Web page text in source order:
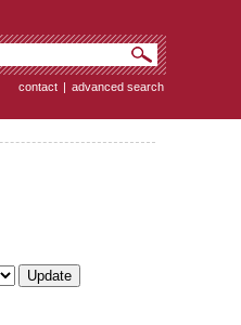
contact | advanced search